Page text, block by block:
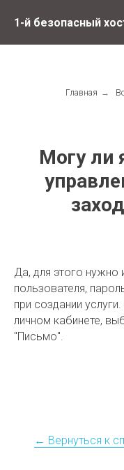
1-й безопасный
Главная →
Могу ли
Да, для этого нужно
пользователя,
при создании
личном кабинете,
"Письмо".
← Вернуться к